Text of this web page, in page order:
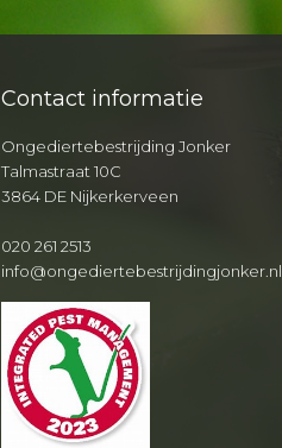
Contact informatie
Ongediertebestrijding Jonker
Talmastraat 10C
3864 DE Nijkerkerveen
020 261 2513
info@ongediertebestrijdingjonker.nl